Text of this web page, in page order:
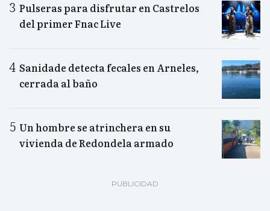
Pulseras para disfrutar en Castrelos
del primer Fnac Live
Sanidade detecta fecales en Arneles,
cerrada al baño
Un hombre se atrinchera en su
vivienda de Redondela armado